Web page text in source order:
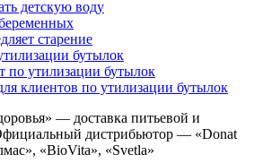
детскую воду
старение
бутылок
по утилизации бутылок
клиентов по утилизации бутылок
— доставка питьевой и
дистрибьютор — «Donat
«BioVita», «Svetla»